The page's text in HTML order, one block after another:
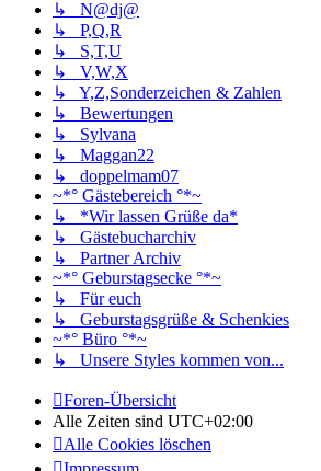
↳ N@dj@
↳ P,Q,R
↳ S,T,U
↳ V,W,X
↳ Y,Z,Sonderzeichen & Zahlen
↳ Bewertungen
↳ Sylvana
↳ Maggan22
↳ doppelmam07
~*° Gästebereich °*~
↳ *Wir lassen Grüße da*
↳ Gästebucharchiv
↳ Partner Archiv
~*° Geburstagsecke °*~
↳ Für euch
↳ Geburstagsgrüße & Schenkies
~*° Büro °*~
↳ Unsere Styles kommen von...
Foren-Übersicht
Alle Zeiten sind UTC+02:00
Alle Cookies löschen